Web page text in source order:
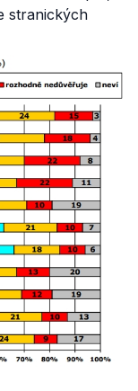
stranických